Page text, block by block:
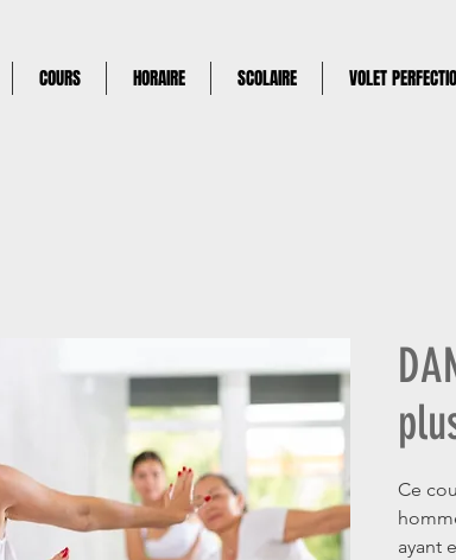
COURS HORAIRE SCOLAIRE VOLET
Ce
ayant